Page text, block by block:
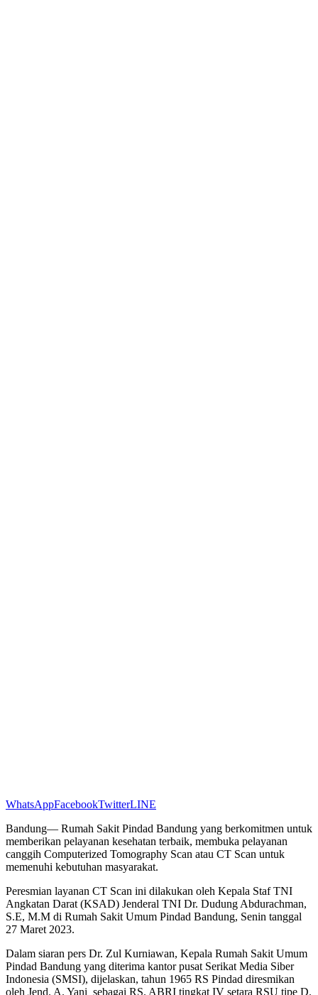
WhatsAppFacebookTwitterLINE
Bandung— Rumah Sakit Pindad Bandung yang berkomitmen untuk
memberikan pelayanan kesehatan terbaik, membuka pelayanan
canggih Computerized Tomography Scan atau CT Scan untuk
memenuhi kebutuhan masyarakat.
Peresmian layanan CT Scan ini dilakukan oleh Kepala Staf TNI
Angkatan Darat (KSAD) Jenderal TNI Dr. Dudung Abdurachman,
S.E, M.M di Rumah Sakit Umum Pindad Bandung, Senin tanggal
27 Maret 2023.
Dalam siaran pers Dr. Zul Kurniawan, Kepala Rumah Sakit Umum
Pindad Bandung yang diterima kantor pusat Serikat Media Siber
Indonesia (SMSI), dijelaskan, tahun 1965 RS Pindad diresmikan
oleh Jend. A. Yani sebagai RS. ABRI tingkat IV setara RSU tipe D.